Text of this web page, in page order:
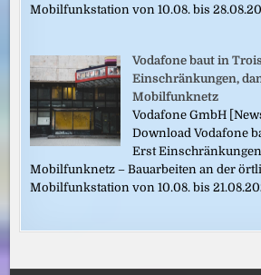
Mobilfunkstation von 10.08. bis
Vodafone baut in
Einschränkungen,
Mobilfunknetz
Vodafone GmbH
Download Vodafone
Erst
Mobilfunknetz – Bauarbeiten an der
Mobilfunkstation von 10.08. bis